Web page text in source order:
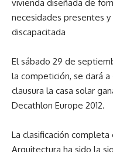
vivienda diseñada de
necesidades presentes
discapacitada
El sábado 29 de
la competición, se dará
clausura la casa solar
Decathlon Europe 2012.
La clasificación
Arquitectura ha sido la